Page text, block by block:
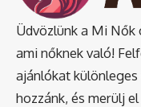
Üdvözlünk a Mi Nők
ami nőknek való!
ajánlókat
hozzánk, és merülj